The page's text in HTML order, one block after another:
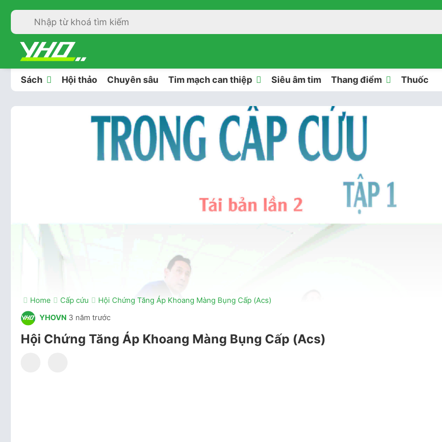
Sách Hội thảo Chuyên sâu Tim mạch can thiệp Siêu âm tim Thang điểm Thuốc
Home Cấp cứu
Hội Chứng Tăng Áp Khoang Màng Bụng Cấp (Acs)
YHOVN 3 năm trước
Hội Chứng Tăng Áp Khoang Màng Bụng Cấp (Acs)